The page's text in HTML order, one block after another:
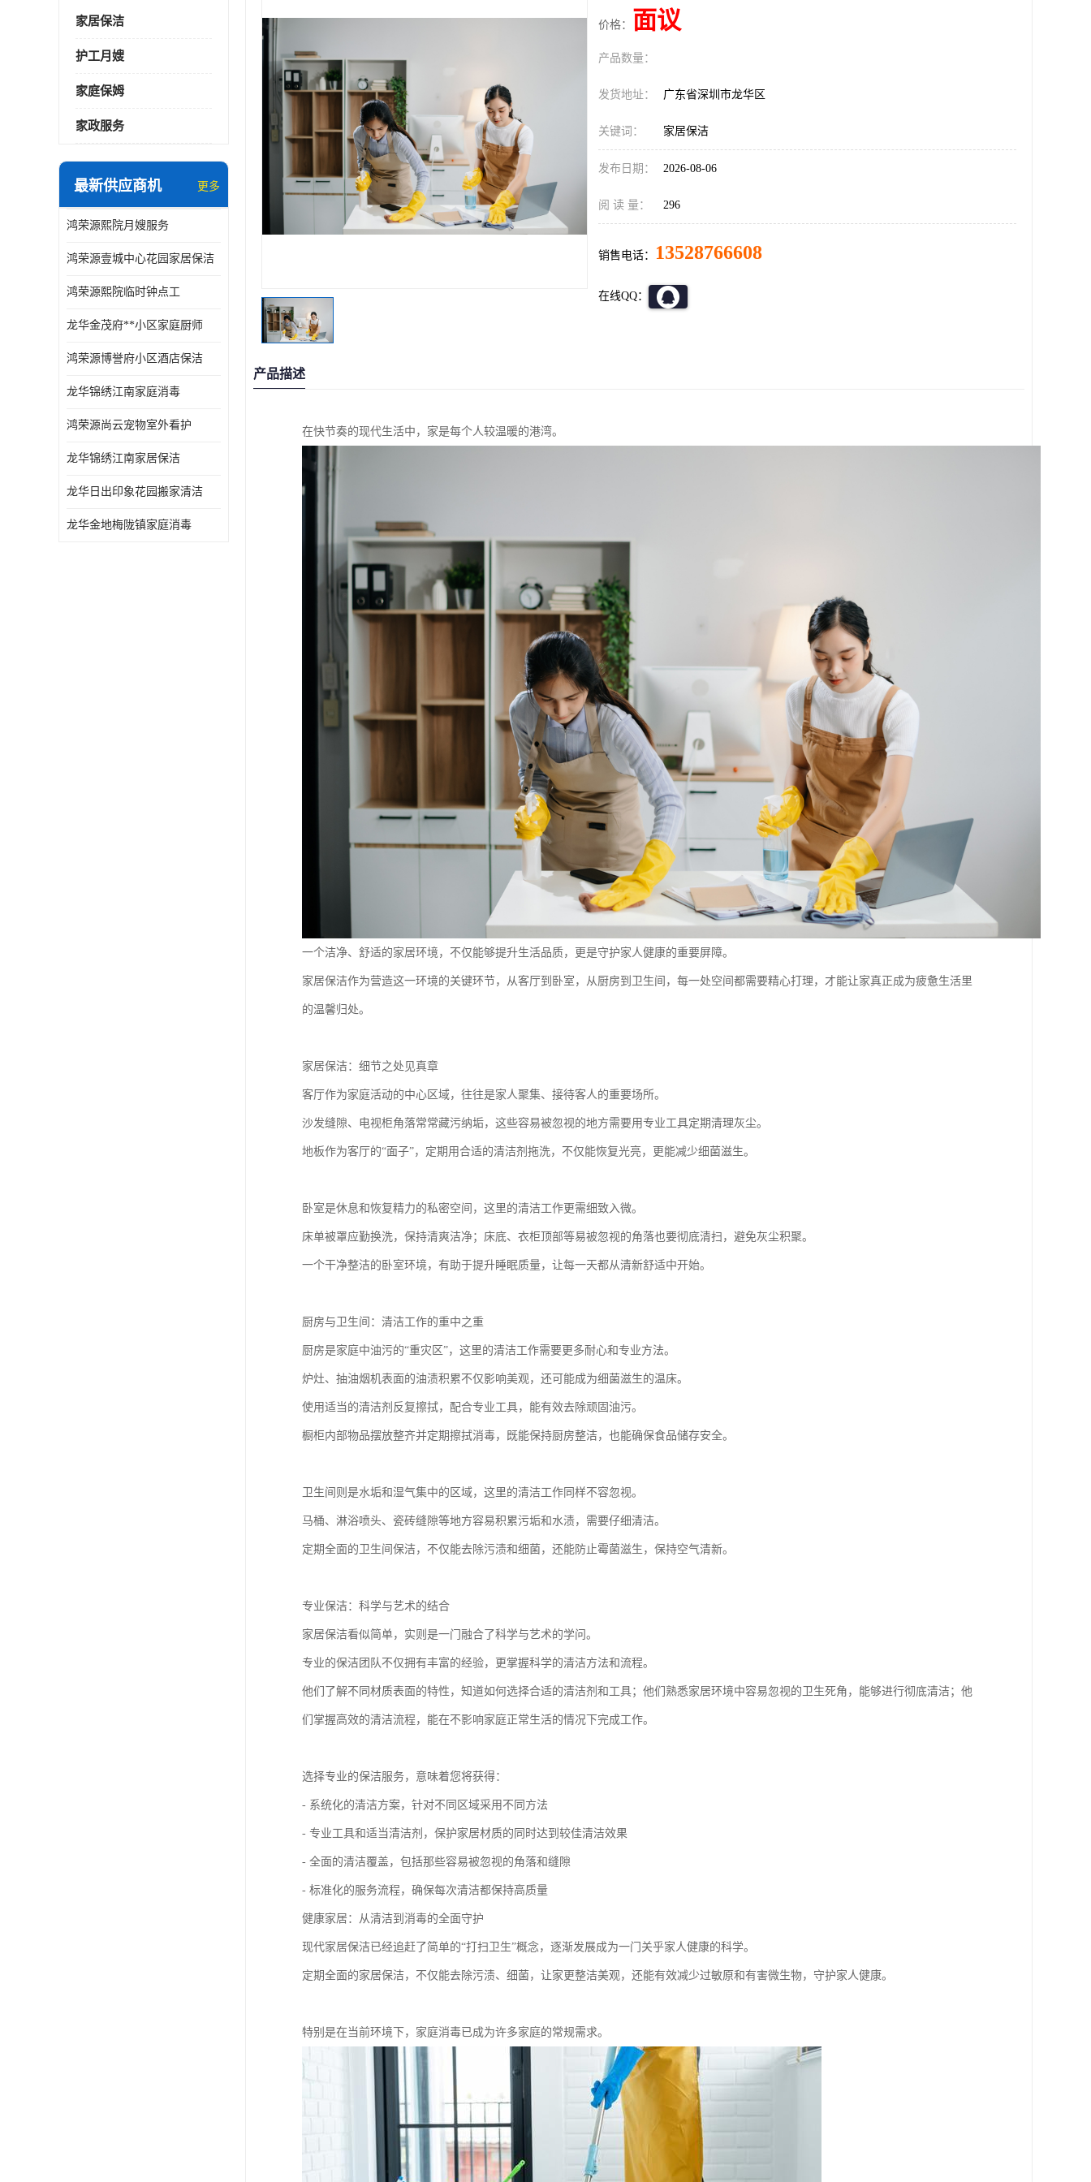
家居保洁
护工月嫂
家庭保姆
家政服务
最新供应商机 更多
鸿荣源熙院月嫂服务
鸿荣源壹城中心花园家居保洁
鸿荣源熙院临时钟点工
龙华金茂府**小区家庭厨师
鸿荣源博誉府小区酒店保洁
龙华锦绣江南家庭消毒
鸿荣源尚云宠物室外看护
龙华锦绣江南家居保洁
龙华日出印象花园搬家清洁
龙华金地梅陇镇家庭消毒
价格： 面议
产品数量：
发货地址： 广东省深圳市龙华区
关键词： 家居保洁
发布日期： 2026-08-06
阅 读 量： 296
销售电话： 13528766608
在线QQ：
产品描述
在快节奏的现代生活中，家是每个人较温暖的港湾。
一个洁净、舒适的家居环境，不仅能够提升生活品质，更是守护家人健康的重要屏障。
家居保洁作为营造这一环境的关键环节，从客厅到卧室，从厨房到卫生间，每一处空间都需要精心打理，才能让家真正成为疲惫生活里
的温馨归处。
家居保洁：细节之处见真章
客厅作为家庭活动的中心区域，往往是家人聚集、接待客人的重要场所。
沙发缝隙、电视柜角落常常藏污纳垢，这些容易被忽视的地方需要用专业工具定期清理灰尘。
地板作为客厅的“面子”，定期用合适的清洁剂拖洗，不仅能恢复光亮，更能减少细菌滋生。
卧室是休息和恢复精力的私密空间，这里的清洁工作更需细致入微。
床单被罩应勤换洗，保持清爽洁净；床底、衣柜顶部等易被忽视的角落也要彻底清扫，避免灰尘积聚。
一个干净整洁的卧室环境，有助于提升睡眠质量，让每一天都从清新舒适中开始。
厨房与卫生间：清洁工作的重中之重
厨房是家庭中油污的“重灾区”，这里的清洁工作需要更多耐心和专业方法。
炉灶、抽油烟机表面的油渍积累不仅影响美观，还可能成为细菌滋生的温床。
使用适当的清洁剂反复擦拭，配合专业工具，能有效去除顽固油污。
橱柜内部物品摆放整齐并定期擦拭消毒，既能保持厨房整洁，也能确保食品储存安全。
卫生间则是水垢和湿气集中的区域，这里的清洁工作同样不容忽视。
马桶、淋浴喷头、瓷砖缝隙等地方容易积累污垢和水渍，需要仔细清洁。
定期全面的卫生间保洁，不仅能去除污渍和细菌，还能防止霉菌滋生，保持空气清新。
专业保洁：科学与艺术的结合
家居保洁看似简单，实则是一门融合了科学与艺术的学问。
专业的保洁团队不仅拥有丰富的经验，更掌握科学的清洁方法和流程。
他们了解不同材质表面的特性，知道如何选择合适的清洁剂和工具；他们熟悉家居环境中容易忽视的卫生死角，能够进行彻底清洁；他
们掌握高效的清洁流程，能在不影响家庭正常生活的情况下完成工作。
选择专业的保洁服务，意味着您将获得：
- 系统化的清洁方案，针对不同区域采用不同方法
- 专业工具和适当清洁剂，保护家居材质的同时达到较佳清洁效果
- 全面的清洁覆盖，包括那些容易被忽视的角落和缝隙
- 标准化的服务流程，确保每次清洁都保持高质量
健康家居：从清洁到消毒的全面守护
现代家居保洁已经追赶了简单的“打扫卫生”概念，逐渐发展成为一门关乎家人健康的科学。
定期全面的家居保洁，不仅能去除污渍、细菌，让家更整洁美观，还能有效减少过敏原和有害微生物，守护家人健康。
特别是在当前环境下，家庭消毒已成为许多家庭的常规需求。